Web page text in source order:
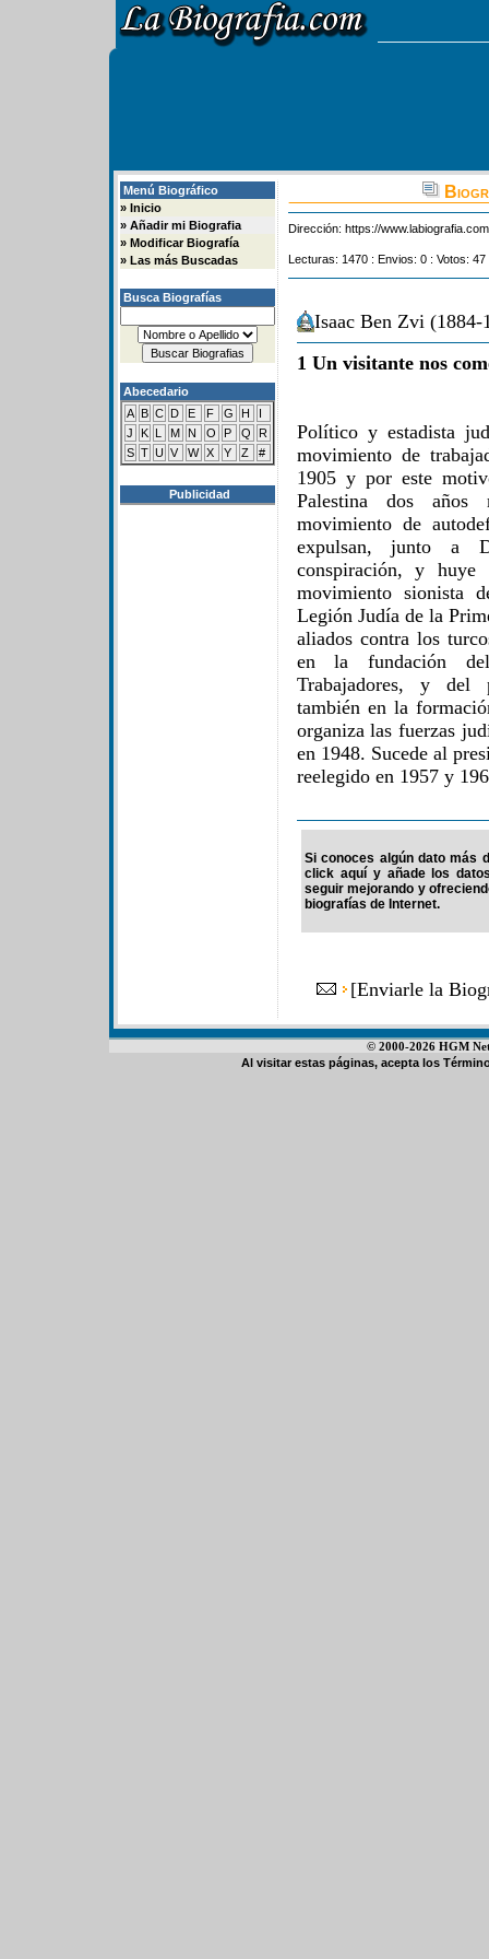
Menú Biográfico
» Inicio
» Añadir mi Biografia
» Modificar Biografía
» Las más Buscadas
Busca Biografías
Abecedario
A B C D E F G H
I
J
K L M N O P Q
R
S T U V W X Y Z #
Publicidad
Dirección: https://
Lecturas: 1470 : Envios: 0 : Votos:
Isaac Ben Zvi
1 Un visitante nos
Político y estadista
movimiento de
1905 y por este
Palestina dos años
movimiento de
expulsan, junto a
conspiración, y
movimiento sionista
Legión Judía de la
aliados contra los
en la fundación
Trabajadores, y del
también en la
organiza las fuerzas
en 1948. Sucede al
reelegido en 1957 y
Si conoces algún dato más
click aquí y añade los
seguir mejorando y
biografías de Internet.
[Enviarle la
© 2000-2026 HGM
Al visitar estas páginas, acepta los